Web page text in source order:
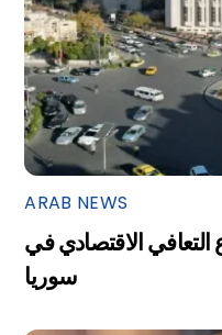
ARAB NEWS
الاقتصادي في
سوريا